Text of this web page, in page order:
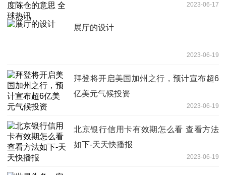
2023-06-17
展厅的设计
2023-06-19
拜登将开启美国加州之行，预计宣布超6
亿美元气候投资
2023-06-19
北京银行信用卡有效期怎么看 查看方法
如下-天天快播报
2023-06-19